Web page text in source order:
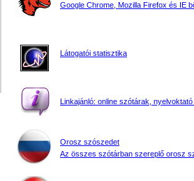
Google Chrome, Mozilla Firefox és IE
Látogatói statisztika
Linkajánló: online szótárak, nyelvoktató
Orosz szószedet
Az összes szótárban szereplő orosz